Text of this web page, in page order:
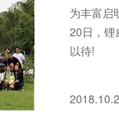
为丰富启
20日，锂
以待!